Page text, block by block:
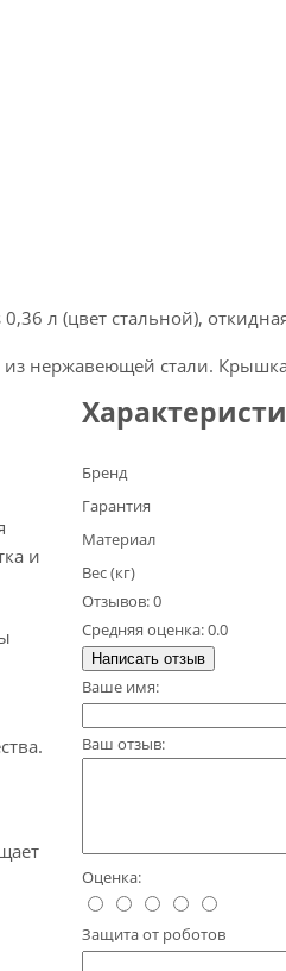
0,36 л (цвет стальной),
нержавеющей стали.
и
Бренд
Гарантия
Материал
Вес (кг)
Отзывов: 0
Средняя оценка: 0.0
Написать отзыв
Ваше имя:
Ваш отзыв:
Оценка:
Защита от роботов